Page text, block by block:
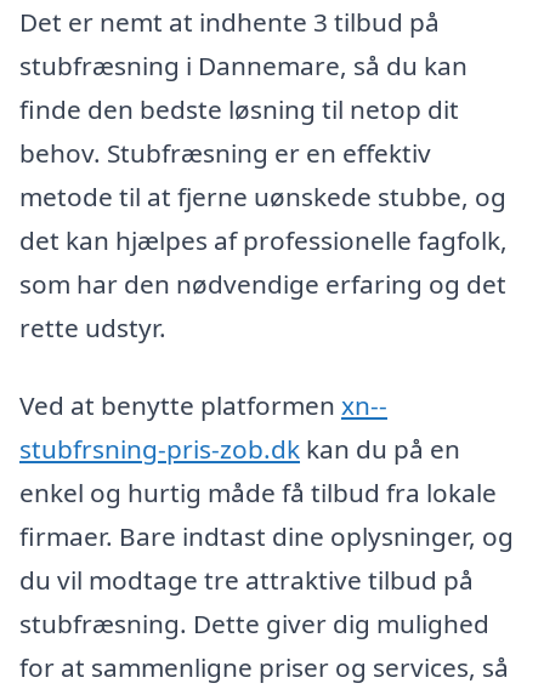
Det er nemt at indhente 3 tilbud på
stubfræsning i Dannemare, så du kan
finde den bedste løsning til netop dit
behov. Stubfræsning er en effektiv
metode til at fjerne uønskede stubbe, og
det kan hjælpes af professionelle fagfolk,
som har den nødvendige erfaring og det
rette udstyr.
Ved at benytte platformen xn--
stubfrsning-pris-zob.dk kan du på en
enkel og hurtig måde få tilbud fra lokale
firmaer. Bare indtast dine oplysninger, og
du vil modtage tre attraktive tilbud på
stubfræsning. Dette giver dig mulighed
for at sammenligne priser og services, så